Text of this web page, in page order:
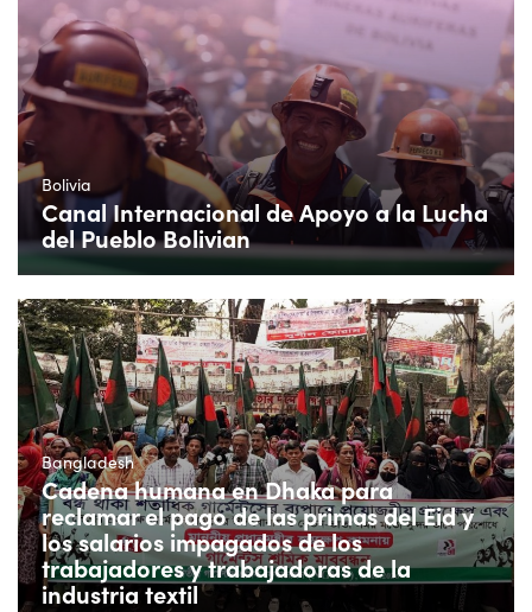
Bolivia
Canal Internacional de Apoyo a la Lucha
del Pueblo Bolivian
Bangladesh
Cadena humana en Dhaka para
reclamar el pago de las primas del Eid y
los salarios impagados de los
trabajadores y trabajadoras de la
industria textil